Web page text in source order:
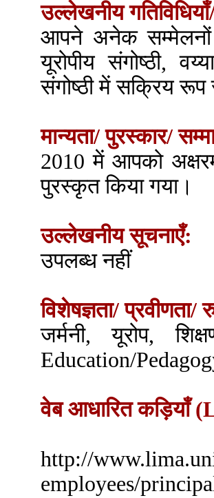
उल्लेखनीय
आपने अनेक सम्मेलनों
यूरोपीय संगोष्ठी,
संगोष्ठी में सक्रिय रूप
मान्यता/ पुरस्कार/
2010 में आपको
पुरस्कृत किया गया।
उल्लेखनीय सूचनाएँ:
उपलब्ध नहीं
विशेषज्ञता/ प्रवीणता/
जर्मनी, यूरोप,
Education/
वेब आधारित कड़ियाँ
http://
employees/